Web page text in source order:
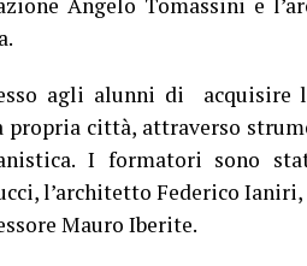
Angelo Tomassini e
agli alunni di acquisire
propria città, attraverso
I formatori sono
l’architetto Federico
Mauro Iberite.